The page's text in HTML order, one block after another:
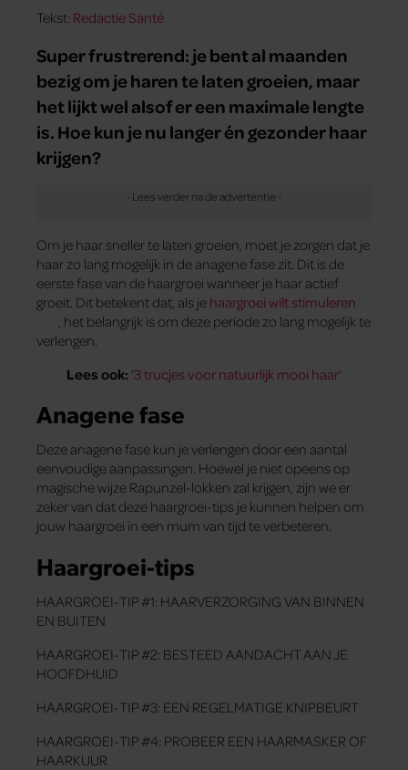
Tekst: Redactie Santé
Super frustrerend: je bent al maanden
bezig om je haren te laten groeien, maar
het lijkt wel alsof er een maximale lengte
is. Hoe kun je nu langer én gezonder haar
krijgen?
Om je haar sneller te laten groeien, moet je zorgen dat je
haar zo lang mogelijk in de anagene fase zit. Dit is de
eerste fase van de haargroei wanneer je haar actief
groeit. Dit betekent dat, als je haargroei wilt stimuleren
, het belangrijk is om deze periode zo lang mogelijk te
verlengen.
Lees ook: ‘3 trucjes voor natuurlijk mooi haar‘
Anagene fase
Deze anagene fase kun je verlengen door een aantal
eenvoudige aanpassingen. Hoewel je niet opeens op
magische wijze Rapunzel-lokken zal krijgen, zijn we er
zeker van dat deze haargroei-tips je kunnen helpen om
jouw haargroei in een mum van tijd te verbeteren.
Haargroei-tips
HAARGROEI-TIP #1: HAARVERZORGING VAN BINNEN
EN BUITEN
HAARGROEI-TIP #2: BESTEED AANDACHT AAN JE
HOOFDHUID
HAARGROEI-TIP #3: EEN REGELMATIGE KNIPBEURT
HAARGROEI-TIP #4: PROBEER EEN HAARMASKER OF
HAARKUUR